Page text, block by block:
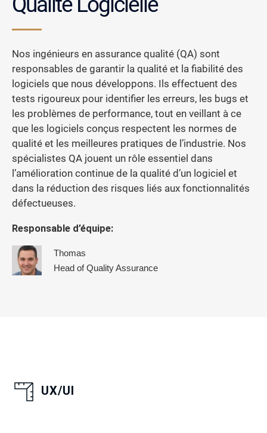
Nos ingénieurs en assurance qualité (QA) sont
responsables de garantir la qualité et la fiabilité des
logiciels que nous développons. Ils effectuent des
tests rigoureux pour identifier les erreurs, les bugs et
les problèmes de performance, tout en veillant à ce
que les logiciels conçus respectent les normes de
qualité et les meilleures pratiques de l’industrie. Nos
spécialistes QA jouent un rôle essentiel dans
l’amélioration continue de la qualité d’un logiciel et
dans la réduction des risques liés aux fonctionnalités
défectueuses.
Responsable d’équipe:
Thomas
Head of Quality Assurance
UX/UI